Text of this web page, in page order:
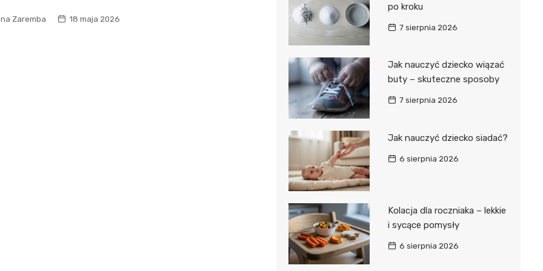
Zaremba 18 maja 2026
po kroku
7 sierpnia 2026
Jak nauczyć dziecko wiązać
buty – skuteczne sposoby
7 sierpnia 2026
Jak nauczyć dziecko siadać?
6 sierpnia 2026
Kolacja dla roczniaka – lekkie
i sycące pomysły
6 sierpnia 2026